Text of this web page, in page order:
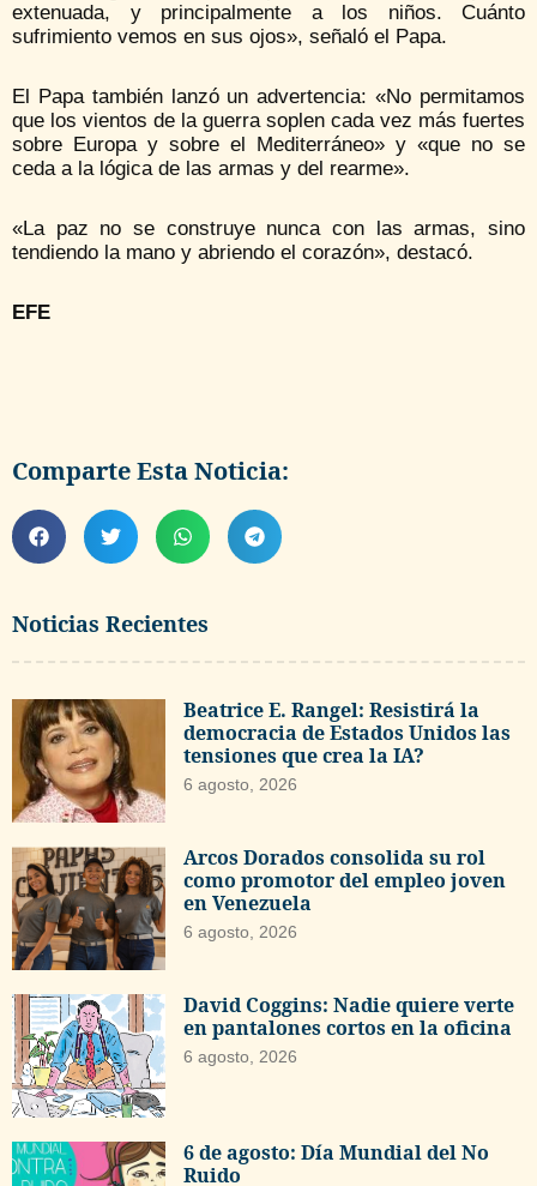
Noticias Recientes
Beatrice E. Rangel: Resistirá la
democracia de Estados Unidos las
tensiones que crea la IA?
6 agosto, 2026
Arcos Dorados consolida su rol
como promotor del empleo joven
en Venezuela
6 agosto, 2026
David Coggins: Nadie quiere verte
en pantalones cortos en la oficina
6 agosto, 2026
6 de agosto: Día Mundial del No
Ruido
extenuada, y principalmente a los niños. Cuánto
sufrimiento vemos en sus ojos», señaló el Papa.
El Papa también lanzó un advertencia: «No permitamos
que los vientos de la guerra soplen cada vez más fuertes
sobre Europa y sobre el Mediterráneo» y «que no se
ceda a la lógica de las armas y del rearme».
«La paz no se construye nunca con las armas, sino
tendiendo la mano y abriendo el corazón», destacó.
EFE
Comparte Esta Noticia: